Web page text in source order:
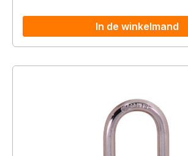
In de winkelmand